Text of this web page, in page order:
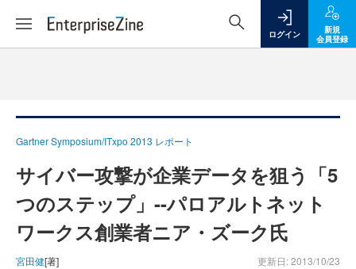
ログイン
新規
会員登録
Gartner Symposium/ITxpo 2013 レポート
サイバー攻撃が企業データを狙う「5
つのステップ」--パロアルトネット
ワークス創業者ニア・ズーク氏
宮田健[著]
更新日: 2013/10/23